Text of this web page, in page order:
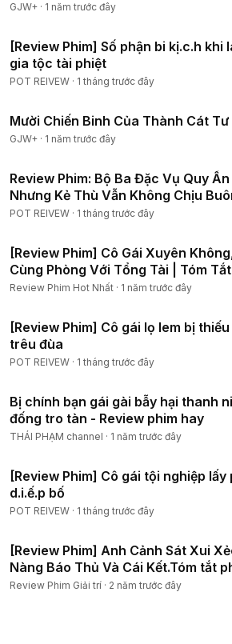
GJW+ · 1 năm trước đây
[Review Phim] Số phận bi kị.c.h khi
gia tộc tài phiệt
POT REIVEW · 1 tháng trước đây
Mười Chiến Binh Của Thành Cát Tư
GJW+ · 1 năm trước đây
Review Phim: Bộ Ba Đặc Vụ Quy
Nhưng Kẻ Thù Vẫn Không Chịu
Tập 1-10
POT REIVEW · 1 tháng trước đây
[Review Phim] Cô Gái Xuyên
Cùng Phòng Với Tổng Tài | Tóm
Tình Hay Nhất
Review Phim Hot Nhất · 1 năm trước đây
[Review Phim] Cô gái lọ lem bị
trêu đùa
POT REIVEW · 1 tháng trước đây
Bị chính bạn gái gài bẫy hại thanh
đống tro tàn - Review phim hay
THÁI PHẠM channel · 1 năm trước đây
[Review Phim] Cô gái tội nghiệp lấy
d.i.ế.p bố
POT REIVEW · 1 tháng trước đây
[Review Phim] Anh Cảnh Sát Xui
Nàng Báo Thủ Và Cái Kết.Tóm tắt
mới yêu
Review Phim Giải trí · 2 năm trước đây